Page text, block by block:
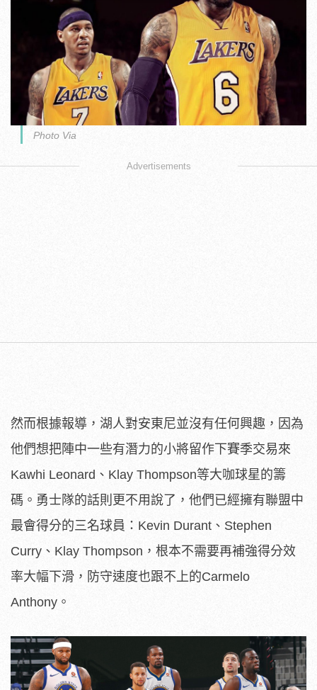
Photo Via
Advertisements
然而根據報導，湖人對安東尼並沒有任何興趣，因為
他們想把陣中一些有潛力的小將留作下賽季交易來
Kawhi Leonard、Klay Thompson等大咖球星的籌
碼。勇士隊的話則更不用說了，他們已經擁有聯盟中
最會得分的三名球員：Kevin Durant、Stephen
Curry、Klay Thompson，根本不需要再補強得分效
率大幅下滑，防守速度也跟不上的Carmelo
Anthony。